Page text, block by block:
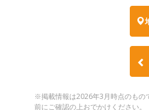
※掲載情報は2026年3月時点のもの
前にご確認の上おでかけください。